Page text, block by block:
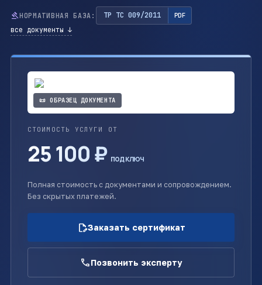
gavelНОРМАТИВНАЯ БАЗА: ТР ТС 009/2011 PDF
все документы ↓
📜 ОБРАЗЕЦ ДОКУМЕНТА
СТОИМОСТЬ УСЛУГИ ОТ
25 100 ₽ под ключ
Полная стоимость с документами и сопровождением.
Без скрытых платежей.
edit_documentЗаказать сертификат
callПозвонить эксперту